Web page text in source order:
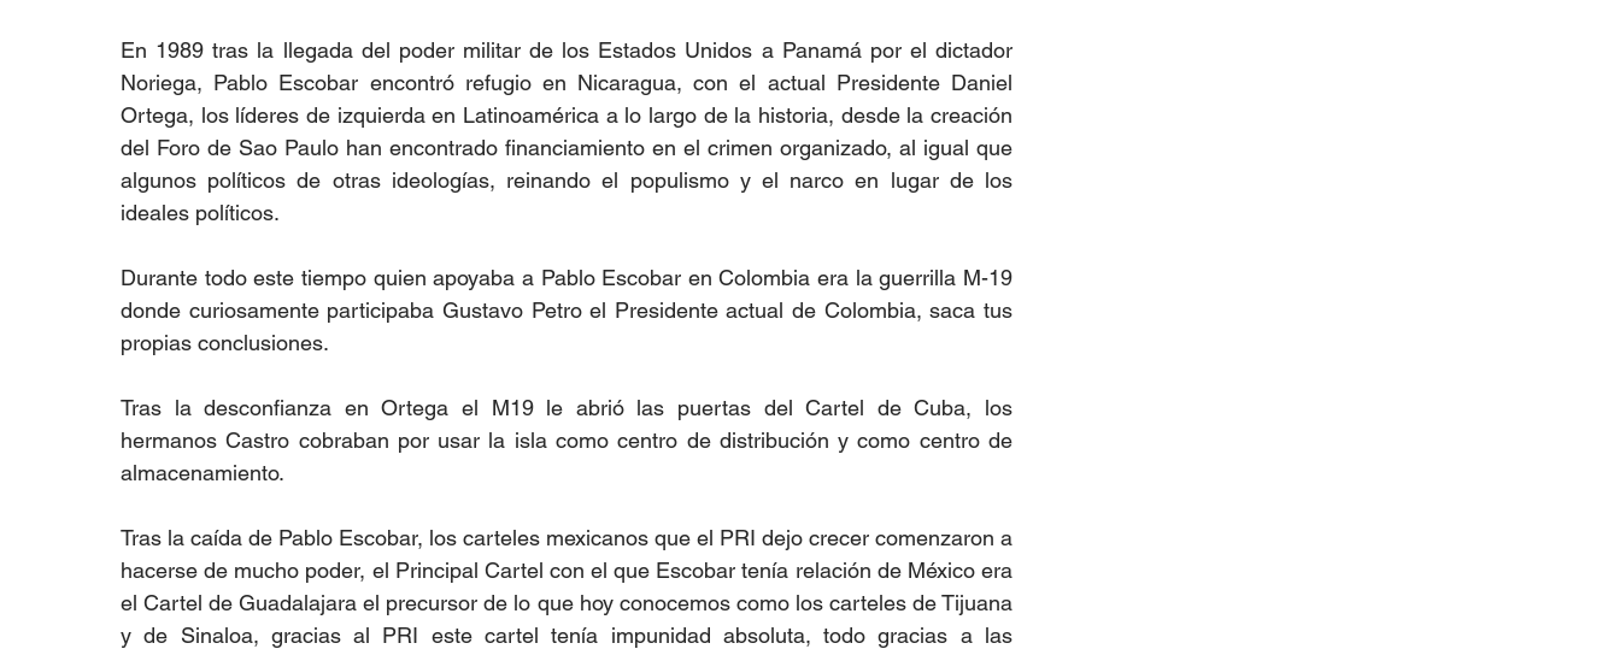
En 1989 tras la llegada del poder militar de los Estados Unidos a Panamá por el dictador
Noriega, Pablo Escobar encontró refugio en Nicaragua, con el actual Presidente Daniel
Ortega, los líderes de izquierda en Latinoamérica a lo largo de la historia, desde la creación
del Foro de Sao Paulo han encontrado financiamiento en el crimen organizado, al igual que
algunos políticos de otras ideologías, reinando el populismo y el narco en lugar de los
ideales políticos.
Durante todo este tiempo quien apoyaba a Pablo Escobar en Colombia era la guerrilla M-19
donde curiosamente participaba Gustavo Petro el Presidente actual de Colombia, saca tus
propias conclusiones.
Tras la desconfianza en Ortega el M19 le abrió las puertas del Cartel de Cuba, los
hermanos Castro cobraban por usar la isla como centro de distribución y como centro de
almacenamiento.
Tras la caída de Pablo Escobar, los carteles mexicanos que el PRI dejo crecer comenzaron a
hacerse de mucho poder, el Principal Cartel con el que Escobar tenía relación de México era
el Cartel de Guadalajara el precursor de lo que hoy conocemos como los carteles de Tijuana
y de Sinaloa, gracias al PRI este cartel tenía impunidad absoluta, todo gracias a las